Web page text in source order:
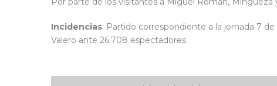
Incidencias: Partido correspondiente a la jornada 7
Valero ante 26.708 espectadores.